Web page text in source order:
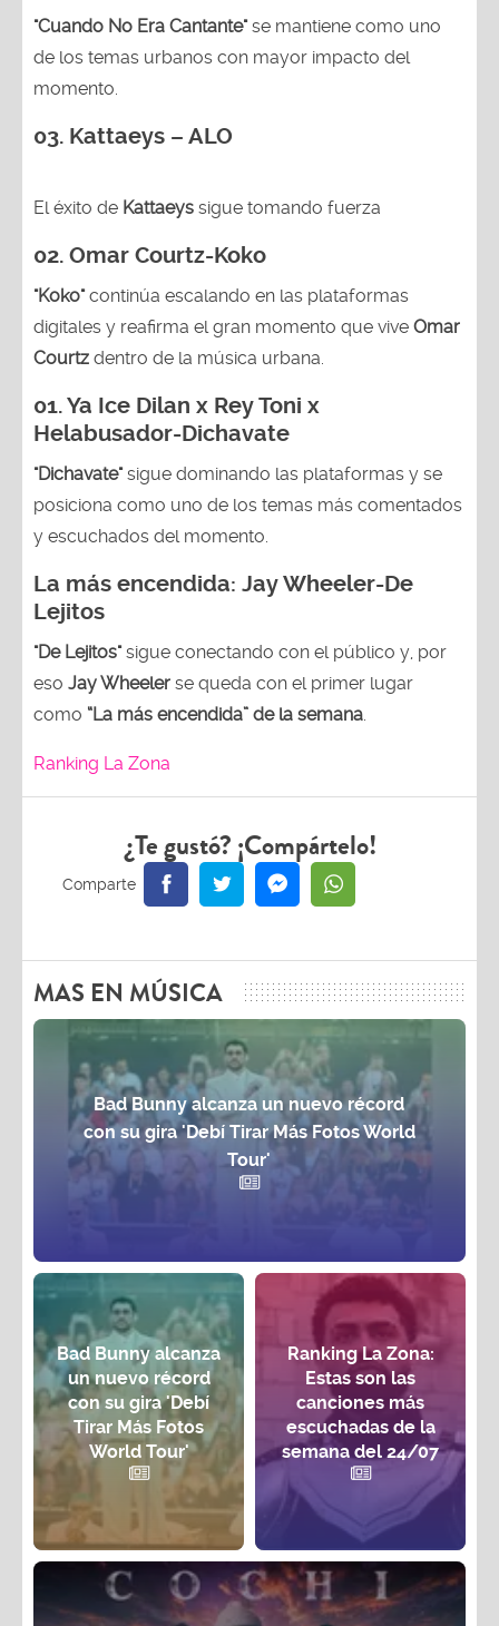
"Cuando No Era Cantante"se mantiene como uno
de los temas urbanos con mayor impacto del
momento.
03. Kattaeys – ALO
El éxito de Kattaeys sigue tomando fuerza
02. Omar Courtz-Koko
"Koko"continúa escalando en las plataformas
digitales y reafirma el gran momento que vive Omar
Courtz dentro de la música urbana.
01.Ya Ice Dilan x Rey Toni x
Helabusador-Dichavate
"Dichavate"sigue dominando las plataformas y se
posiciona como uno de los temas más comentados
y escuchados del momento.
La más encendida: Jay Wheeler-De
Lejitos
"De Lejitos"sigue conectando con el público y, por
eso Jay Wheeler se queda con el primer lugar
como “La más encendida” de la semana.
Ranking La Zona
¿Te gustó? ¡Compártelo!
MAS EN MÚSICA
Bad Bunny alcanza un nuevo récord
con su gira 'Debí Tirar Más Fotos World
Tour'
Bad Bunny alcanza
un nuevo récord
con su gira 'Debí
Tirar Más Fotos
World Tour'
Ranking La Zona:
Estas son las
canciones más
escuchadas de la
semana del 24/07